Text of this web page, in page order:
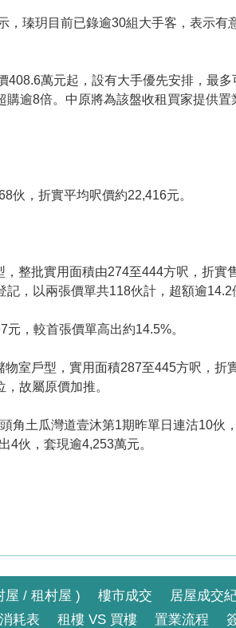
，瑧玥目前已錄逾30組大手客，表示
萬元起，設有大手優先安排，最
逾8倍。中原將為該盤收租買家提供
伙，折實平均呎價約22,416元。
整批實用面積由274至444方呎，折實
，以兩張價單共118伙計，超額逾14.2
，較首張價單高出約14.5%。
室戶型，實用面積287至445方呎，折
故屬原價加推。
土瓜灣道壹沐第1期昨單日連沽10伙
4伙，套現逾4,253萬元。
屋 / 租村屋 ) 樓市成交 居屋成交
耗表 租樓 VS 買樓 置業流程